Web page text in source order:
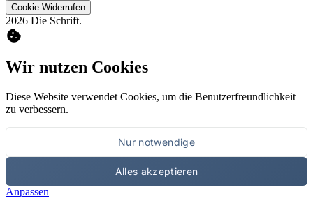
Cookie-Widerrufen
2026 Die Schrift.
cookie
Wir nutzen Cookies
Diese Website verwendet Cookies, um die Benutzerfreundlichkeit
zu verbessern.
Nur notwendige
Alles akzeptieren
Anpassen